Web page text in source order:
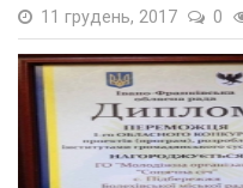
11 грудень, 2017 0